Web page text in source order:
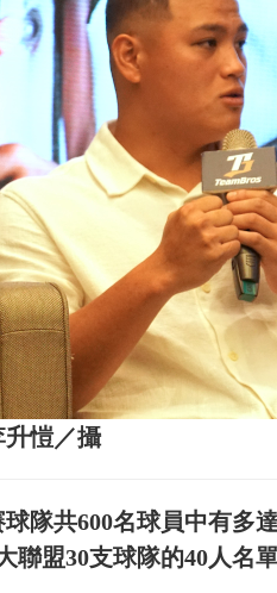
愷／攝
隊共600名球員中有多
聯盟30支球隊的40人名